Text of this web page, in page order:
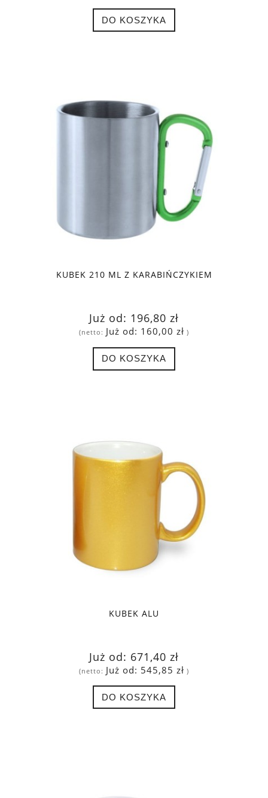
DO KOSZYKA
KUBEK 210 ML Z KARABIŃCZYKIEM
Już od: 196,80 zł
(netto: Już od: 160,00 zł )
DO KOSZYKA
KUBEK ALU
Już od: 671,40 zł
(netto: Już od: 545,85 zł )
DO KOSZYKA